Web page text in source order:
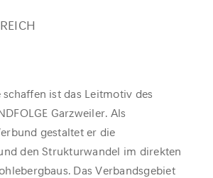
schaffen ist das Leitmotiv des
Garzweiler. Als
gestaltet er die
den Strukturwandel im direkten
Das Verbandsgebiet